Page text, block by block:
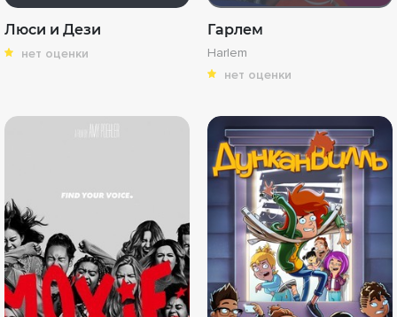
Люси и Дези
нет оценки
Гарлем
Harlem
нет оценки